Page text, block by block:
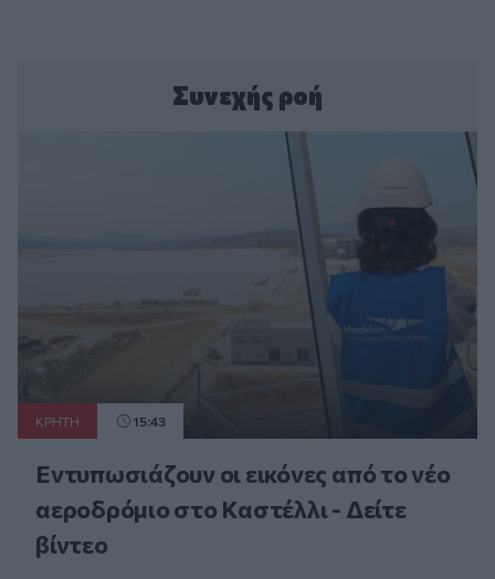
Συνεχής ροή
ΚΡΗΤΗ 15:43
Εντυπωσιάζουν οι εικόνες από το νέο
αεροδρόμιο στο Καστέλλι - Δείτε
βίντεο